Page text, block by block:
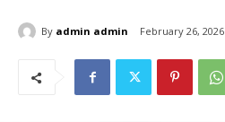
By admin admin February 26, 2026